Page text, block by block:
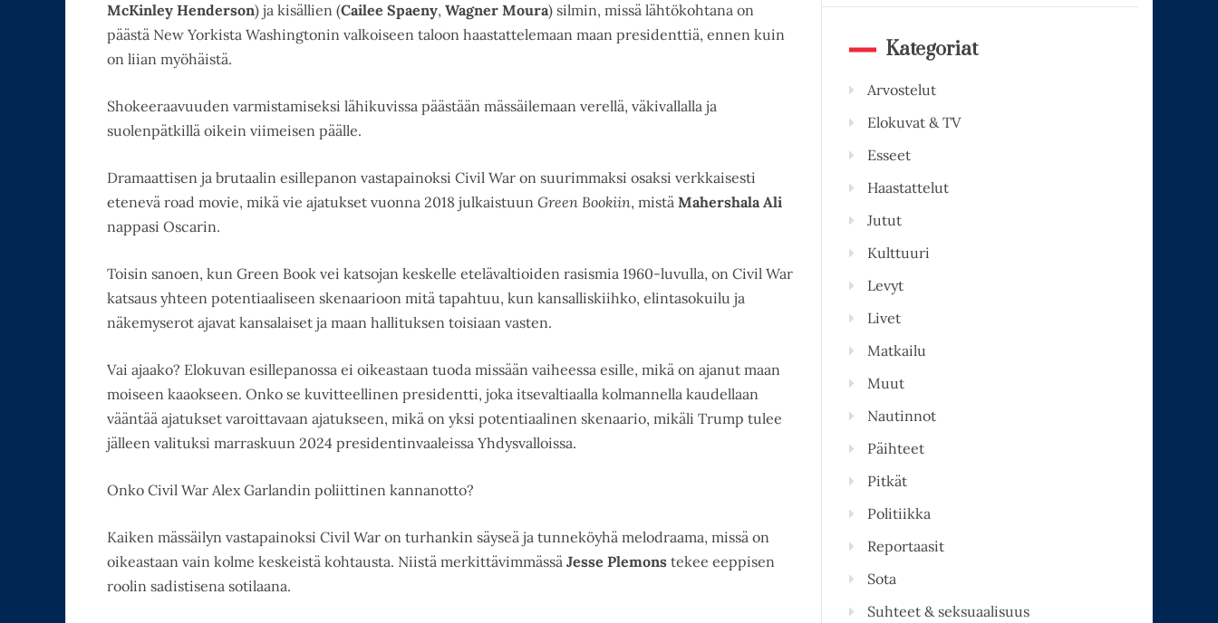
McKinley Henderson) ja kisällien (Cailee Spaeny, Wagner Moura) silmin, missä lähtökohtana on
päästä New Yorkista Washingtonin valkoiseen taloon haastattelemaan maan presidenttiä, ennen kuin
on liian myöhäistä.
Shokeeraavuuden varmistamiseksi lähikuvissa päästään mässäilemaan verellä, väkivallalla ja
suolenpätkillä oikein viimeisen päälle.
Dramaattisen ja brutaalin esillepanon vastapainoksi Civil War on suurimmaksi osaksi verkkaisesti
etenevä road movie, mikä vie ajatukset vuonna 2018 julkaistuun Green Bookiin, mistä Mahershala Ali
nappasi Oscarin.
Toisin sanoen, kun Green Book vei katsojan keskelle etelävaltioiden rasismia 1960-luvulla, on Civil War
katsaus yhteen potentiaaliseen skenaarioon mitä tapahtuu, kun kansalliskiihko, elintasokuilu ja
näkemyserot ajavat kansalaiset ja maan hallituksen toisiaan vasten.
Vai ajaako? Elokuvan esillepanossa ei oikeastaan tuoda missään vaiheessa esille, mikä on ajanut maan
moiseen kaaokseen. Onko se kuvitteellinen presidentti, joka itsevaltiaalla kolmannella kaudellaan
vääntää ajatukset varoittavaan ajatukseen, mikä on yksi potentiaalinen skenaario, mikäli Trump tulee
jälleen valituksi marraskuun 2024 presidentinvaaleissa Yhdysvalloissa.
Onko Civil War Alex Garlandin poliittinen kannanotto?
Kaiken mässäilyn vastapainoksi Civil War on turhankin säyseä ja tunneköyhä melodraama, missä on
oikeastaan vain kolme keskeistä kohtausta. Niistä merkittävimmässä Jesse Plemons tekee eeppisen
roolin sadistisena sotilaana.
Kategoriat
Arvostelut
Elokuvat & TV
Esseet
Haastattelut
Jutut
Kulttuuri
Levyt
Livet
Matkailu
Muut
Nautinnot
Päihteet
Pitkät
Politiikka
Reportaasit
Sota
Suhteet & seksuaalisuus